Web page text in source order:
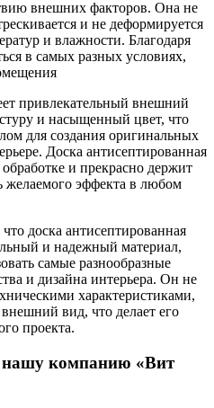
внешних факторов. Она не
и не деформируется
и влажности. Благодаря
в самых разных условиях,
привлекательный внешний
и насыщенный цвет, что
для создания оригинальных
Доска антисептированная
и прекрасно держит
желаемого эффекта в любом
доска антисептированная
и надежный материал,
самые разнообразные
и дизайна интерьера. Он не
характеристиками,
вид, что делает его
проекта.
нашу компанию «Вит